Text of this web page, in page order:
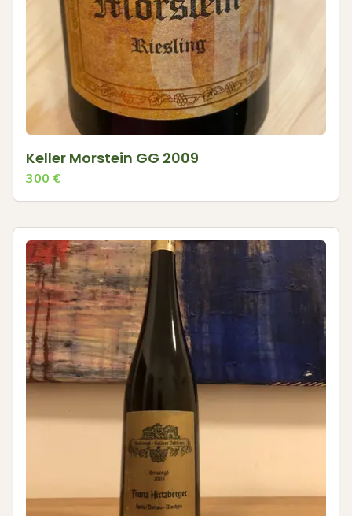
Keller Morstein GG 2009
300 €